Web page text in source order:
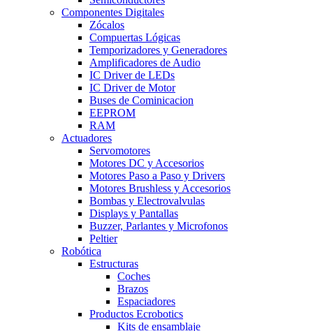
Componentes Digitales
Zócalos
Compuertas Lógicas
Temporizadores y Generadores
Amplificadores de Audio
IC Driver de LEDs
IC Driver de Motor
Buses de Cominicacion
EEPROM
RAM
Actuadores
Servomotores
Motores DC y Accesorios
Motores Paso a Paso y Drivers
Motores Brushless y Accesorios
Bombas y Electrovalvulas
Displays y Pantallas
Buzzer, Parlantes y Microfonos
Peltier
Robótica
Estructuras
Coches
Brazos
Espaciadores
Productos Ecrobotics
Kits de ensamblaje